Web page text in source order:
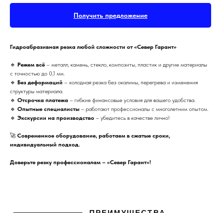
Получить предложение
Гидроабразивная резка любой сложности от «Север Гарант»
🔹 Режем всё – металл, камень, стекло, композиты, пластик и другие материалы
с точностью до 0,1 мм.
🔹 Без деформаций – холодная резка без окалины, перегрева и изменения
структуры материала.
🔹 Отсрочка платежа – гибкие финансовые условия для вашего удобства.
🔹 Опытные специалисты – работают профессионалы с многолетним опытом.
🔹 Экскурсии на производство – убедитесь в качестве лично!
🚀 Современное оборудование, работаем в сжатые сроки,
индивидуальный подход.
Доверьте резку профессионалам – «Север Гарант»!
ОТЗЫВЫ О НАШЕЙ
КОМПАНИИ